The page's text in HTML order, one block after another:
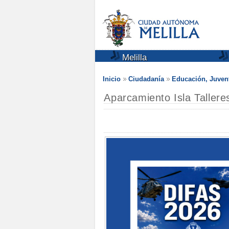
Melilla
Inicio Ciudadanía Educación,
Aparcamiento Isla